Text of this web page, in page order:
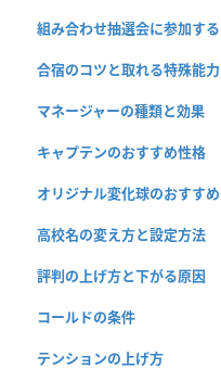
組み合わせ抽選会に参加す
合宿のコツと取れる特殊能力
マネージャーの種類と効果
キャプテンのおすすめ性格
オリジナル変化球のおすす
高校名の変え方と設定方法
評判の上げ方と下がる原因
コールドの条件
テンションの上げ方